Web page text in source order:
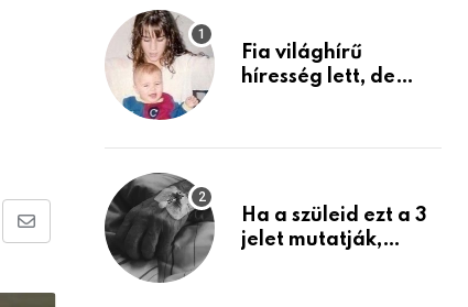
Share
Email
Fia világhírű
híresség lett, de
mint azt el tudnád
Ha a szüleid ezt a 3
jelet mutatják,